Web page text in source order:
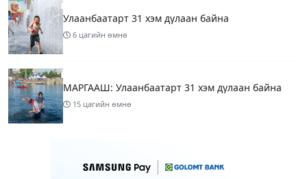
Улаанбаатарт 31 хэм дулаан байна
6 цагийн өмнө
МАРГААШ: Улаанбаатарт 31 хэм дулаан байна
15 цагийн өмнө
илрүүлэн шалгаж байна